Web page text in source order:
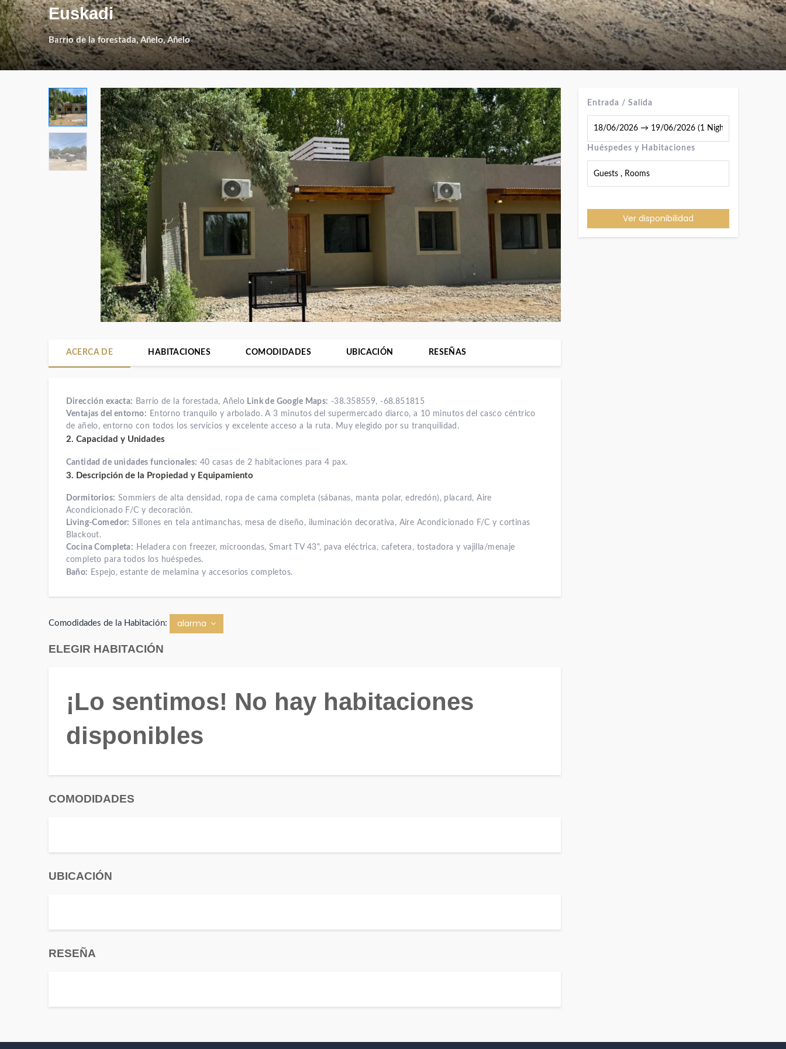
Euskadi
Barrio de la forestada, Añelo, Añelo
ACERCA DE HABITACIONES COMODIDADES UBICACIÓN RESEÑAS
Dirección exacta: Barrio de la forestada, Añelo Link de Google Maps: -38.358559, -68.851815
Ventajas del entorno: Entorno tranquilo y arbolado. A 3 minutos del supermercado diarco, a 10 minutos del casco céntrico
de añelo, entorno con todos los servicios y excelente acceso a la ruta. Muy elegido por su tranquilidad.
2. Capacidad y Unidades
Cantidad de unidades funcionales: 40 casas de 2 habitaciones para 4 pax.
3. Descripción de la Propiedad y Equipamiento
Dormitorios: Sommiers de alta densidad, ropa de cama completa (sábanas, manta polar, edredón), placard, Aire
Acondicionado F/C y decoración.
Living-Comedor: Sillones en tela antimanchas, mesa de diseño, iluminación decorativa, Aire Acondicionado F/C y cortinas
Blackout.
Cocina Completa: Heladera con freezer, microondas, Smart TV 43", pava eléctrica, cafetera, tostadora y vajilla/menaje
completo para todos los huéspedes.
Baño: Espejo, estante de melamina y accesorios completos.
Comodidades de la Habitación: alarma
ELEGIR HABITACIÓN
¡Lo sentimos! No hay habitaciones
disponibles
COMODIDADES
UBICACIÓN
RESEÑA
Entrada / Salida
Huéspedes y Habitaciones
Guests , Rooms
Ver disponibilidad